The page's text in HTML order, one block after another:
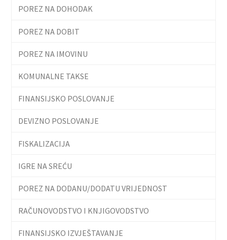
POREZ NA DOHODAK
POREZ NA DOBIT
POREZ NA IMOVINU
KOMUNALNE TAKSE
FINANSIJSKO POSLOVANJE
DEVIZNO POSLOVANJE
FISKALIZACIJA
IGRE NA SREĆU
POREZ NA DODANU/DODATU VRIJEDNOST
RAČUNOVODSTVO I KNJIGOVODSTVO
FINANSIJSKO IZVJEŠTAVANJE